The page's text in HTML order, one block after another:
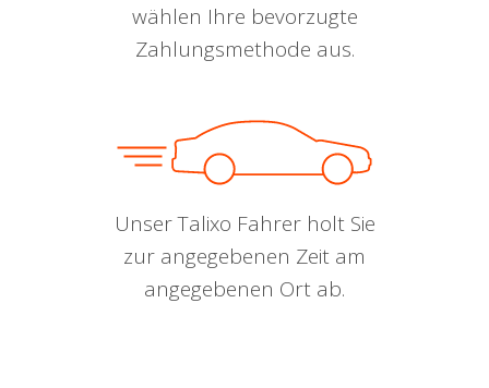
wählen Ihre bevorzugte
Zahlungsmethode aus.
Unser Talixo Fahrer holt Sie
zur angegebenen Zeit am
angegebenen Ort ab.